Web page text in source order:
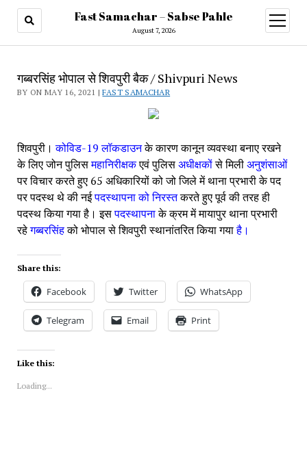
Fast Samachar – Sabse Pahle
August 7, 2026
open
menu
गब्बरसिंह भोपाल से शिवपुरी बैक / Shivpuri News
BY ON MAY 16, 2021 |FAST SAMACHAR
शिवपुरी। कोविड-19 लॉकडाउन के कारण कानून व्यवस्था बनाए रखने
के लिए जोन पुलिस महानिरीक्षक एवं पुलिस अधीक्षकों से मिली
अनुशंसाओं
पर विचार करते हुए 65 अधिकारियों को जो जिले में थाना प्रभारी के पद
पर पदस्थ थे की नई पदस्थापना को निरस्त करते हुए पूर्व की तरह ही
पदस्थ किया गया है। इस पदस्थापना के क्रम में मायापुर थाना प्रभारी
रहे गब्बरसिंह को भोपाल से शिवपुरी स्थानांतरित किया गया है।
Share this:
Facebook Twitter WhatsApp
Telegram Email Print
Like this:
Loading...